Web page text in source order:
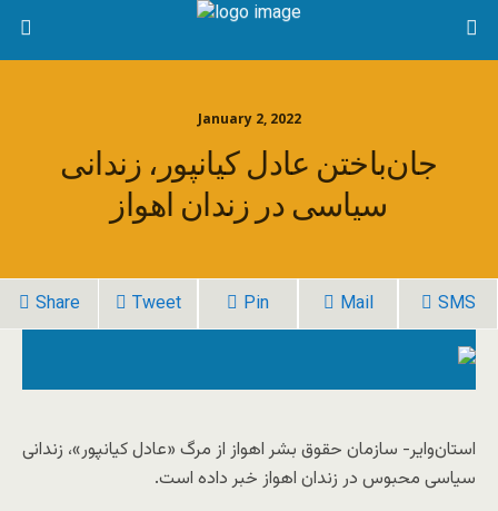
January 2, 2022
جان‌باختن عادل کیانپور، زندانی
سیاسی در زندان اهواز
Share Tweet Pin Mail SMS
استان‌وایر- سازمان حقوق بشر اهواز از مرگ «عادل کیانپور»، زندانی
سیاسی محبوس در زندان اهواز خبر داده است.